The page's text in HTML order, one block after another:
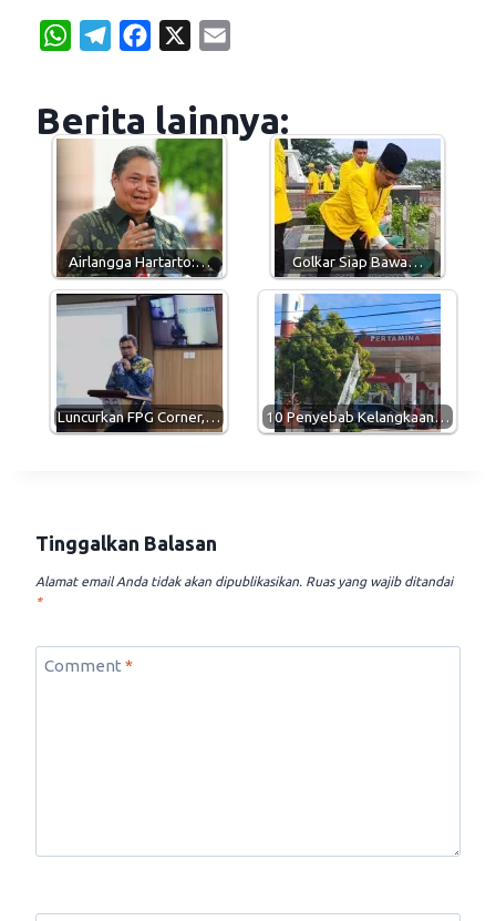
W
t
p
p
e
g
r
a
m
e
b
o
o
k
i
Berita lainnya:
Airlangga Hartarto:… Golkar Siap Bawa…
Luncurkan FPG Corner,… 10 Penyebab Kelangkaan…
Tinggalkan Balasan
Alamat email Anda tidak akan dipublikasikan. Ruas yang wajib ditandai
*
Comment *